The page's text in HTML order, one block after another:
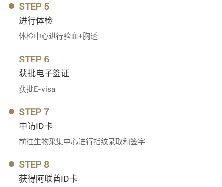
STEP 5
进行体检
体检中心进行验血+胸透
STEP 6
获批电子签证
获批E-visa
STEP 7
申请ID卡
前往生物采集中心进行指纹录取和签字
STEP 8
获得阿联酋ID卡